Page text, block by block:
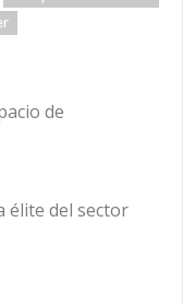
de
élite del sector